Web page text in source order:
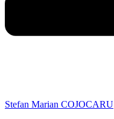
Stefan Marian COJOCARU